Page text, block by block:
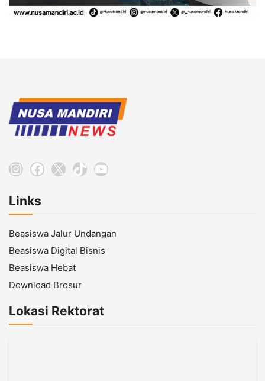
Instagram
Facebook
X TikTokYouTube
Links
Beasiswa Jalur Undangan
Beasiswa Digital Bisnis
Beasiswa Hebat
Download Brosur
Lokasi Rektorat